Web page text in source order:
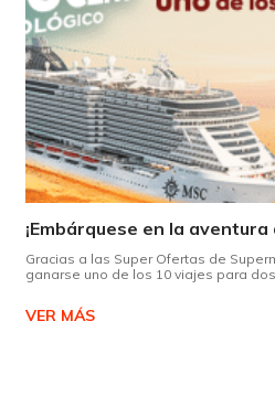
Gracias a las Super Ofertas de
ganarse uno de los 10 viajes para
VER MÁS